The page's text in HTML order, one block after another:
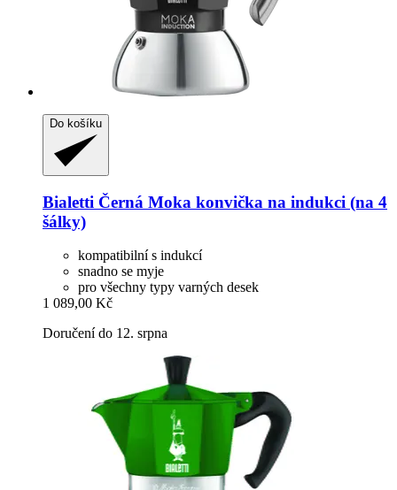
Do košíku
Bialetti Černá Moka konvička na indukci (na 4
šálky)
kompatibilní s indukcí
snadno se myje
pro všechny typy varných desek
1 089,00 Kč
Doručení do 12. srpna